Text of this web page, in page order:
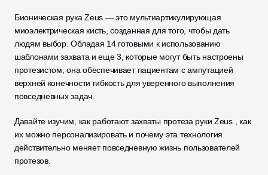
Бионическая рука Zeus — это мультиартикулирующая
миоэлектрическая кисть, созданная для того, чтобы дать
людям выбор. Обладая 14 готовыми к использованию
шаблонами захвата и еще 3, которые могут быть настроены
протезистом, она обеспечивает пациентам с ампутацией
верхней конечности гибкость для уверенного выполнения
повседневных задач.
Давайте изучим, как работают захваты протеза руки Zeus
, как
их можно персонализировать и почему эта технология
действительно меняет повседневную жизнь пользователей
протезов.